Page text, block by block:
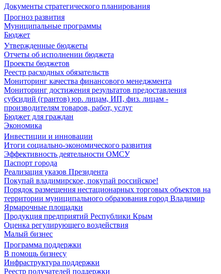
Документы стратегического планирования
Прогноз развития
Муниципальные программы
Бюджет
Утвержденные бюджеты
Отчеты об исполнении бюджета
Проекты бюджетов
Реестр расходных обязательств
Мониторинг качества финансового менеджмента
Мониторинг достижения результатов предоставления
субсидий (грантов) юр. лицам, ИП, физ. лицам -
производителям товаров, работ, услуг
Бюджет для граждан
Экономика
Инвестиции и инновации
Итоги социально-экономического развития
Эффективность деятельности ОМСУ
Паспорт города
Реализация указов Президента
Покупай владимирское, покупай российское!
Порядок размещения нестационарных торговых объектов на
территории муниципального образования город Владимир
Ярмарочные площадки
Продукция предприятий Республики Крым
Оценка регулирующего воздействия
Малый бизнес
Программа поддержки
В помощь бизнесу
Инфраструктура поддержки
Реестр получателей поддержки